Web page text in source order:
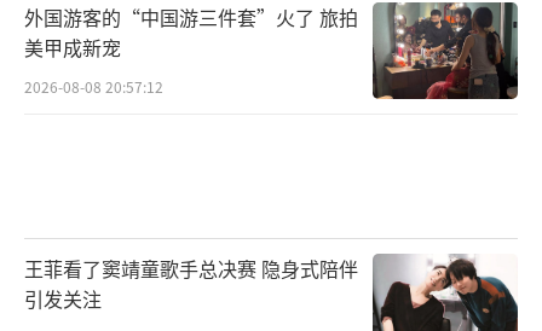
外国游客的“中国游三件套”火了 旅拍
美甲成新宠
2026-08-08 20:57:12
王菲看了窦靖童歌手总决赛 隐身式陪伴
引发关注